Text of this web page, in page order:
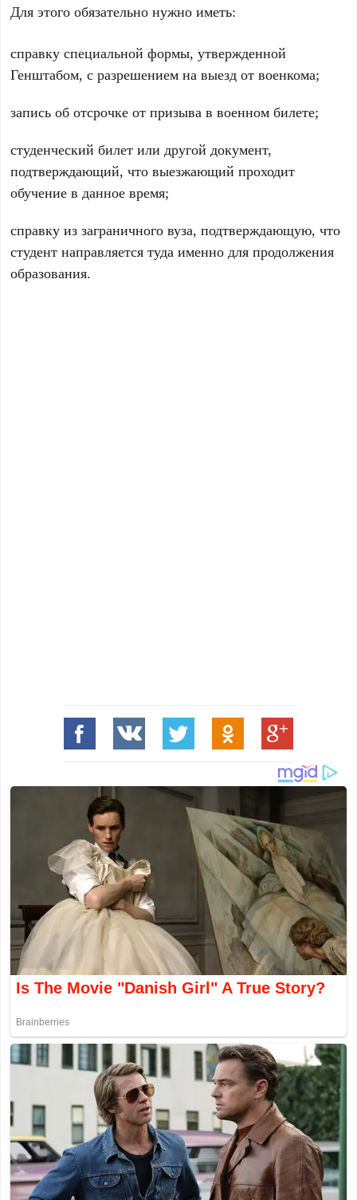
Для этого обязательно нужно иметь:
справку специальной формы, утвержденной
Генштабом, с разрешением на выезд от военкома;
запись об отсрочке от призыва в военном билете;
студенческий билет или другой документ,
подтверждающий, что выезжающий проходит
обучение в данное время;
справку из заграничного вуза, подтверждающую, что
студент направляется туда именно для продолжения
образования.